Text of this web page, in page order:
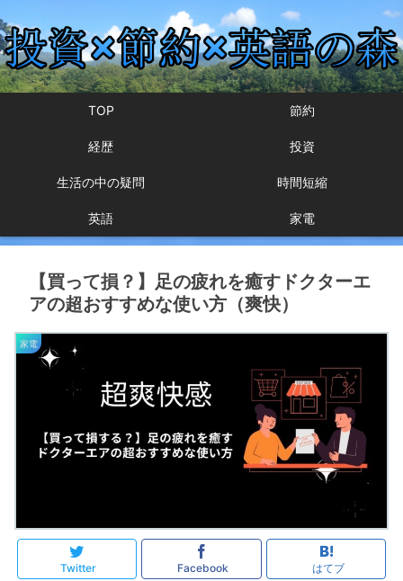
TOP 節約
経歴 投資
生活の中の疑問 時間短縮
英語 家電
【買って損？】足の疲れを癒すドクターエ
アの超おすすめな使い方（爽快）
家電
Twitter Facebook はてブ